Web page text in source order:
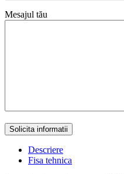
Mesajul tău
Descriere
Fisa tehnica